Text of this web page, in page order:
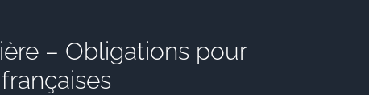
– Obligations pour